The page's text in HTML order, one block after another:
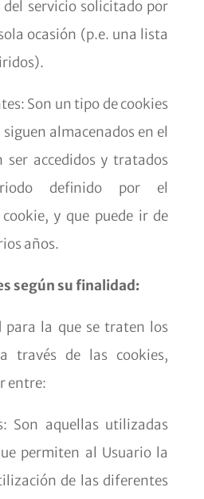
servicio solicitado por
ocasión (p.e. una lista
Son un tipo de cookies
almacenados en el
ser accedidos y tratados
definido por el
y que puede ir de
años.
según su finalidad:
para la que se traten los
través de las cookies,
entre:
Son aquellas utilizadas
permiten al Usuario la
de las diferentes